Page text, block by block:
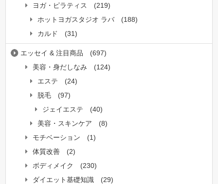
ヨガ・ピラティス
(219)
ホットヨガスタジオ ラバ
(188)
カルド
(31)
エッセイ & 注目商品
(697)
美容・身だしなみ
(124)
エステ
(24)
脱毛
(97)
ジェイエステ
(40)
美容・スキンケア
(8)
モチベーション
(1)
体質改善
(2)
ボディメイク
(230)
ダイエット基礎知識
(29)